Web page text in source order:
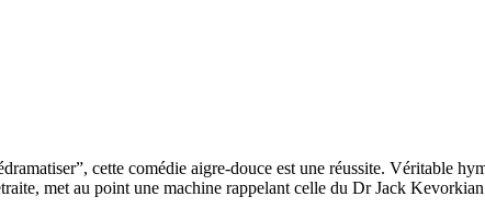
cette comédie aigre-douce est une réussite. Véritable
met au point une machine rappelant celle du Dr Jack